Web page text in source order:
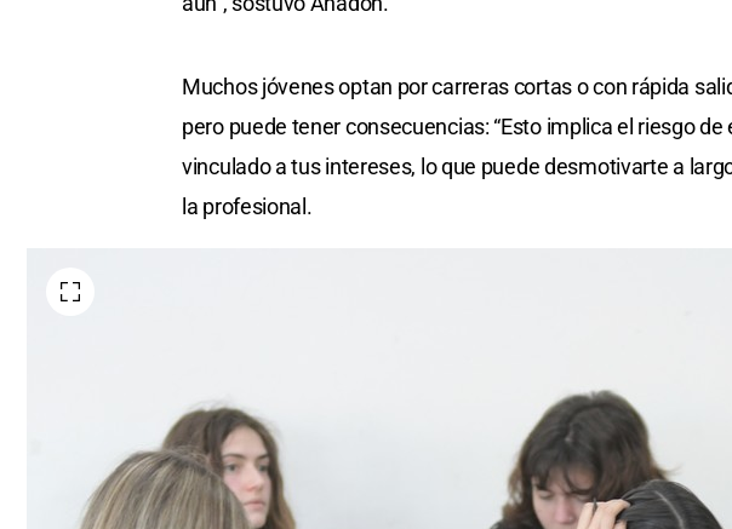
Muchos jóvenes optan por carreras cortas o con rápida
pero puede tener consecuencias: “Esto implica el riesgo
vinculado a tus intereses, lo que puede desmotivarte a
la profesional.